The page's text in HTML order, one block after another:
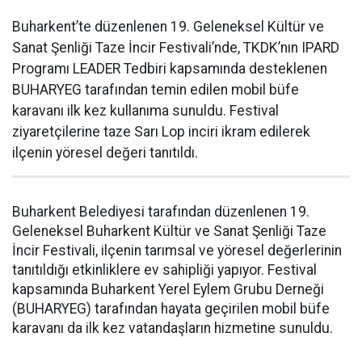
Buharkent’te düzenlenen 19. Geleneksel Kültür ve
Sanat Şenliği Taze İncir Festivali’nde, TKDK’nın IPARD
Programı LEADER Tedbiri kapsamında desteklenen
BUHARYEG tarafından temin edilen mobil büfe
karavanı ilk kez kullanıma sunuldu. Festival
ziyaretçilerine taze Sarı Lop inciri ikram edilerek
ilçenin yöresel değeri tanıtıldı.
Buharkent Belediyesi tarafından düzenlenen 19.
Geleneksel Buharkent Kültür ve Sanat Şenliği Taze
İncir Festivali, ilçenin tarımsal ve yöresel değerlerinin
tanıtıldığı etkinliklere ev sahipliği yapıyor. Festival
kapsamında Buharkent Yerel Eylem Grubu Derneği
(BUHARYEG) tarafından hayata geçirilen mobil büfe
karavanı da ilk kez vatandaşların hizmetine sunuldu.